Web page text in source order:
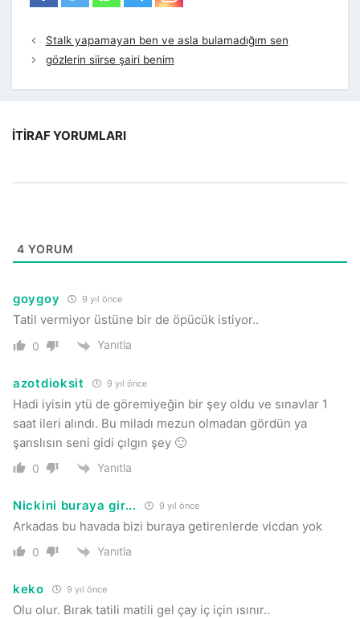
Stalk yapamayan ben ve asla bulamadığım sen
gözlerin siirse şairi benim
İTIRAF YORUMLARI
4 YORUM
goygoy 9 yıl önce
Tatil vermiyor üstüne bir de öpücük istiyor..
0 Yanıtla
azotdioksit 9 yıl önce
Hadi iyisin ytü de göremiyeğin bir şey oldu ve sınavlar 1
saat ileri alındı. Bu miladı mezun olmadan gördün ya
şanslısın seni gidi çılgın şey 🙂
0 Yanıtla
Nickini buraya gir... 9 yıl önce
Arkadas bu havada bizi buraya getirenlerde vicdan yok
0 Yanıtla
keko 9 yıl önce
Olu olur. Bırak tatili matili gel çay iç için ısınır..